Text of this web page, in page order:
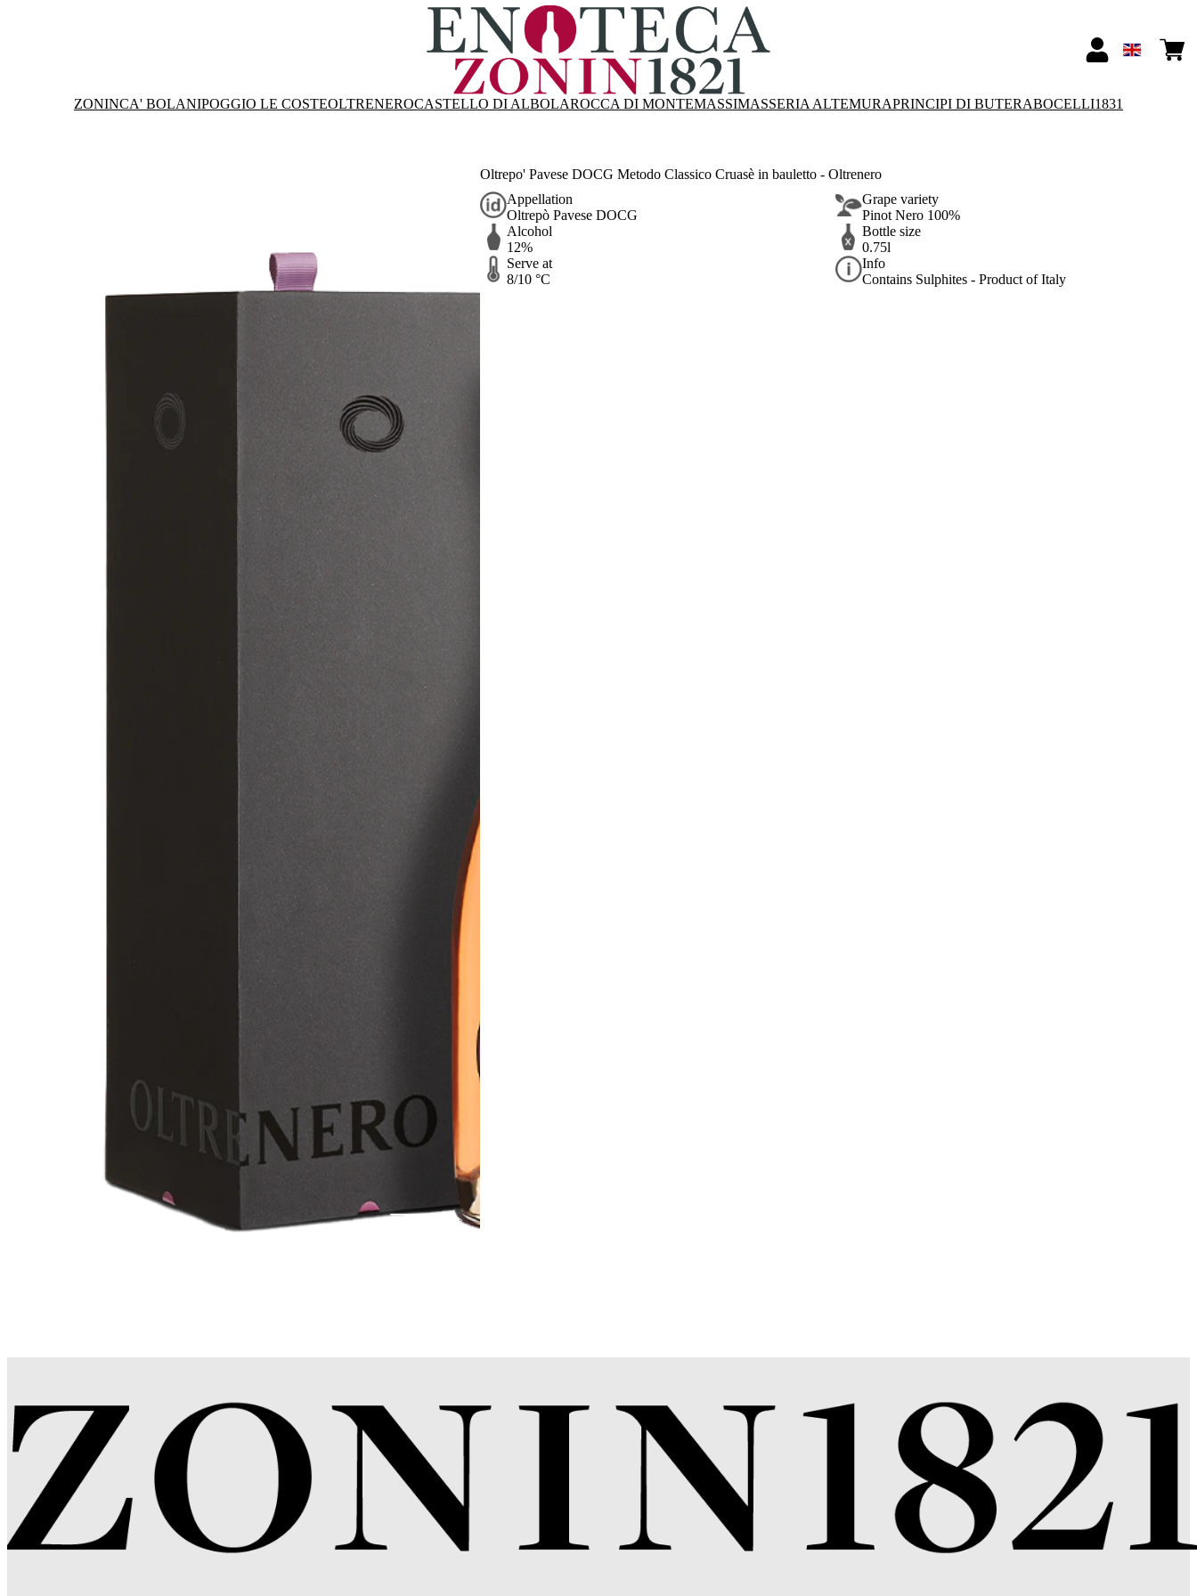
ZONINCA' BOLANIPOGGIO LE COSTEOLTRENEROCASTELLO DI ALBOLAROCCA DI MONTEMASSIMASSERIA ALTEMURAPRINCIPI DI BUTERABOCELLI1831
Oltrepo' Pavese DOCG Metodo Classico Cruasè in bauletto - Oltrenero
Appellation
Oltrepò Pavese DOCG
Grape variety
Pinot Nero 100%
Alcohol
12%
Bottle size
0.75l
Serve at
8/10 °C
Info
Contains Sulphites - Product of Italy